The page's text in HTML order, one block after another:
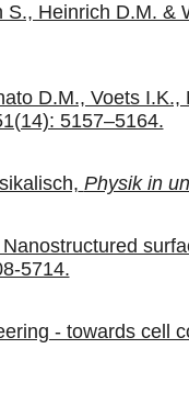
Heinrich D.M.
D.M., Voets
5157–5164.
Physik in
5714.
- towards cell